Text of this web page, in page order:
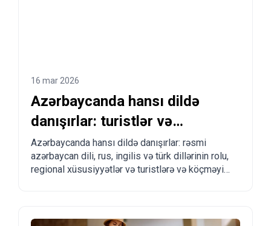
16 mar 2026
Azərbaycanda hansı dildə
danışırlar: turistlər və
relokantlar üçün tam izah
Azərbaycanda hansı dildə danışırlar: rəsmi
azərbaycan dili, rus, ingilis və türk dillərinin rolu,
regional xüsusiyyətlər və turistlərə və köçməyi